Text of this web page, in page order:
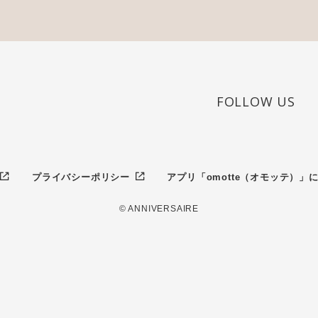
プライバシーポリシー アプリ「omotte（オモッテ）」
FOLLOW US
© ANNIVERSAIRE